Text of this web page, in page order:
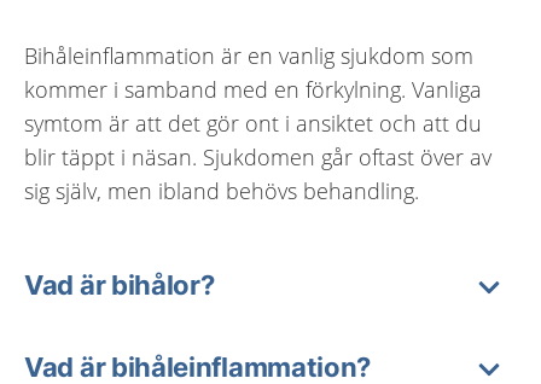
Bihåleinflammation är en vanlig sjukdom som
kommer i samband med en förkylning. Vanliga
symtom är att det gör ont i ansiktet och att du
blir täppt i näsan. Sjukdomen går oftast över av
sig själv, men ibland behövs behandling.
Vad är bihålor?
Vad är bihåleinflammation?